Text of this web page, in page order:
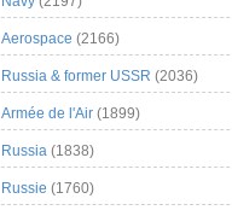
Aerospace (2166)
Russia & former USSR (2036)
Armée de l'Air (1899)
Russia (1838)
Russie (1760)